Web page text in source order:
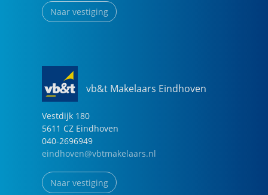
Naar vestiging
vb&t Makelaars Eindhoven
Vestdijk 180
5611 CZ Eindhoven
040-2696949
eindhoven@vbtmakelaars.nl
Naar vestiging